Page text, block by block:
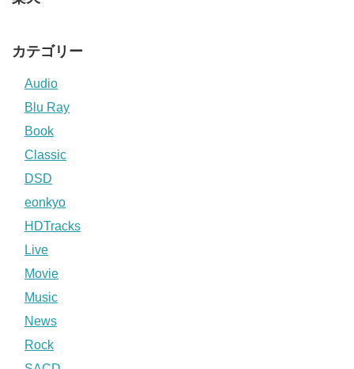
カテゴリー
Audio
Blu Ray
Book
Classic
DSD
eonkyo
HDTracks
Live
Movie
Music
News
Rock